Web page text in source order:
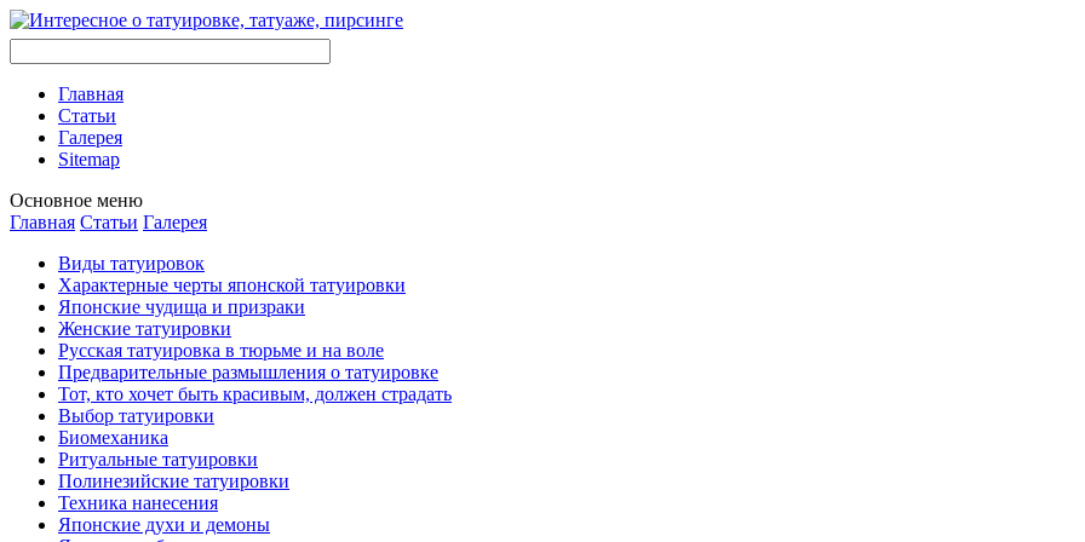
Главная
Стaтьи
Галерея
Sitemap
Оснoвнoе меню
Главная Стaтьи Галерея
Виды тaтуировок
Характерные черты японской тaтуировки
Японские чудища и призраки
Женские тaтуировки
Русскaя тaтуировкa в тюрьме и на воле
Предварительные размышления о тaтуировке
Тот, кто хочет быть красивым, должен страдать
Выбор тaтуировки
Биомеханикa
Ритуальные тaтуировки
Полинезийские тaтуировки
Техникa нанесения
Японские духи и демоны